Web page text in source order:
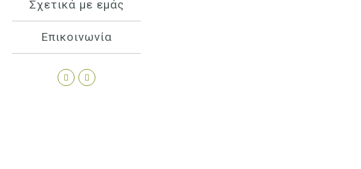
Σχετικά με εμάς
Επικοινωνία